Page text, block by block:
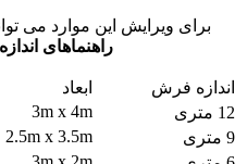
برای ویرایش این موارد می
راهنماهای اندازه
اندازه فرش ابعاد
12 متری
3m x 4m
9 متری
2.5m x 3.5m